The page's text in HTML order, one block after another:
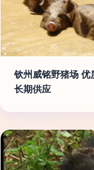
钦州威铭野猪场 优
长期供应